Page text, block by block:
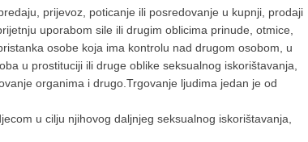
prijevoz, poticanje ili posredovanje u kupnji, prodaji
uporabom sile ili drugim oblicima prinude, otmice,
osobe koja ima kontrolu nad drugom osobom, u
u prostituciji ili druge oblike seksualnog iskorištavanja,
organima i drugo.Trgovanje ljudima jedan je od
u cilju njihovog daljnjeg seksualnog iskorištavanja,